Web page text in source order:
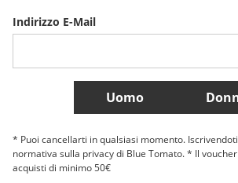
Belgique (Français) Danmark
Più Paesi
Indirizzo E-Mail
Uomo
* Puoi cancellarti in qualsiasi momento.
normativa sulla privacy di Blue Tomato. * Il
acquisti di minimo 50€